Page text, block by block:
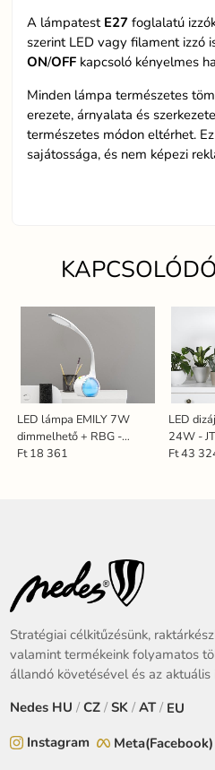
A lámpatest E27 foglalatú
szerint LED vagy filament izzó
ON/OFF kapcsoló kényelmes
Minden lámpa természetes
erezete, árnyalata és
természetes módon eltérhet.
sajátossága, és nem képezi
LED lámpa EMILY 7W
dimmelhető + RBG -
DL3401/W
Ft 18 361
LED
24W -
Ft 43
Stratégiai célkitűzésünk,
valamint termékeink folyamatos
állandó követésével és az
Nedes HU /CZ /SK / AT/ EU
Instagram
Meta(Facebook)